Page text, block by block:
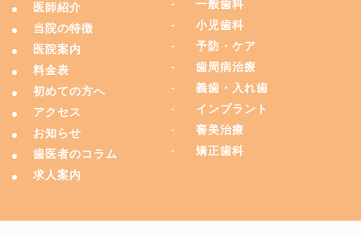
医師紹介
当院の特徴
医院案内
料金表
初めての方へ
アクセス
お知らせ
歯医者のコラム
求人案内
一般歯科
小児歯科
予防・ケア
歯周病治療
義歯・入れ歯
インプラント
審美治療
矯正歯科